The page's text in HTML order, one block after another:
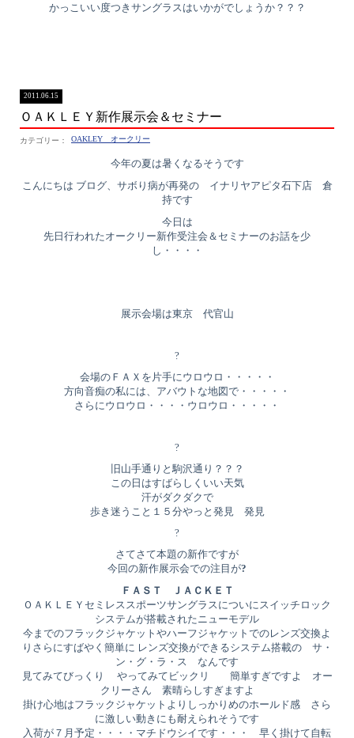
かっこいい度つきサングラスはいかがでしょうか？？？
ＯＡＫＬＥＹ新作展示会＆セミナー
2011.06.15
OAKLEY オークリー
今年の夏は暑くなるそうです
こんにちは ブログ、サボり病が再発の イナリヤアピタ石下店 倉
持です
今日は
先日行われたオークリー新作受注会＆セミナーのお話を少
し・・・・
展示会場は東京 代官山
?
会場のＦＡＸを片手にウロウロ・・・・・
方向音痴の私には、アバウトな地図で・・・・・
さらにウロウロ・・・・ウロウロ・・・・・
?
旧山手通りと駒沢通り？？？
この日はすばらしくいい天気
汗がダクダクで
歩き迷うこと１５分やっと発見 発見
?
さてさて本題の新作ですが
今回の新作展示会での注目が?
ＦＡＳＴ ＪＡＣＫＥＴ
ＯＡＫＬＥＹセミレススポーツサングラスについにスイッチロック
システムが搭載されたニューモデル
今までのフラックジャケットやハーフジャケットでのレンズ交換よ
りさらにすばやく簡単に レンズ交換ができるシステム搭載の サ・
ン・グ・ラ・ス なんです
見てみてびっくり やってみてビックリ 簡単すぎですよ オー
クリーさん 素晴らしすぎますよ
掛け心地はフラックジャケットよりしっかりめのホールド感 さら
に激しい動きにも耐えられそうです
入荷が７月予定・・・・マチドウシイです・・・ 早く掛けて自転